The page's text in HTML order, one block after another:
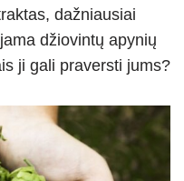
dažniausiai
džiovintų apynių
ji gali praversti jums?